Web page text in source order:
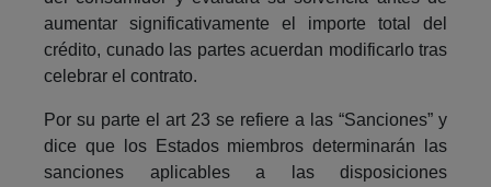
aumentar significativamente el importe total del
crédito, cunado las partes acuerdan modificarlo tras
celebrar el contrato.
Por su parte el art 23 se refiere a las “Sanciones” y
dice que los Estados miembros determinarán las
sanciones aplicables a las disposiciones